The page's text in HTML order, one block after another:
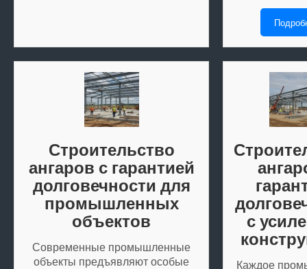
Строительство
ангаров с гарантией
долговечности для
промышленных
объектов
Современные промышленные
объекты предъявляют особые
с
Каждое